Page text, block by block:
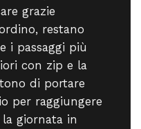
grazie
restano
i passaggi più
con zip e la
di portare
per raggiungere
giornata in